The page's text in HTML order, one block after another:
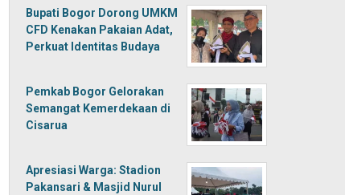
Bupati Bogor Dorong UMKM
CFD Kenakan Pakaian Adat,
Perkuat Identitas Budaya
Pemkab Bogor Gelorakan
Semangat Kemerdekaan di
Cisarua
Apresiasi Warga: Stadion
Pakansari & Masjid Nurul